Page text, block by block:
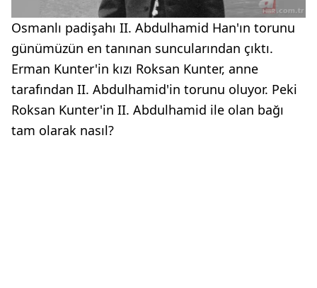
Osmanlı padişahı II. Abdulhamid Han'ın torunu
günümüzün en tanınan suncularından çıktı.
Erman Kunter'in kızı Roksan Kunter, anne
tarafından II. Abdulhamid'in torunu oluyor. Peki
Roksan Kunter'in II. Abdulhamid ile olan bağı
tam olarak nasıl?